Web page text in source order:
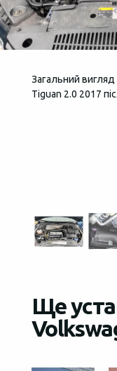
Загальний
Tiguan 2.0 2017
Ще